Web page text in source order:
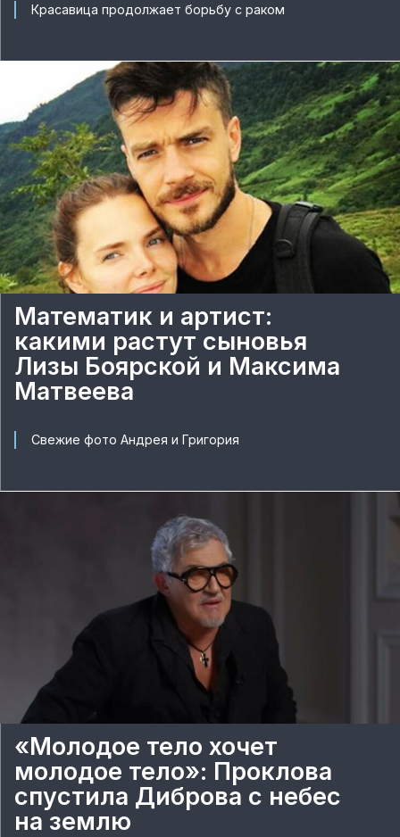
Красавица продолжает борьбу с раком
Математик и артист:
какими растут сыновья
Лизы Боярской и Максима
Матвеева
Свежие фото Андрея и Григория
«Молодое тело хочет
молодое тело»: Проклова
спустила Диброва с небес
на землю